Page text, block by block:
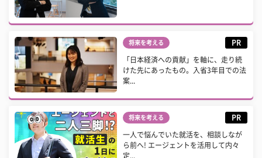
将来を考える PR
「日本経済への貢献」を軸に、走り続
けた先にあったもの。入省3年目での法
案...
将来を考える PR
一人で悩んでいた就活を、相談しなが
ら前へ! エージェントを活用して内々
定...